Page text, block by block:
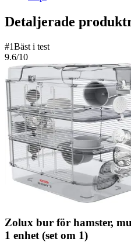
Detaljerade
#1Bäst i test
9.6/10
Zolux bur för hamster,
1 enhet (set om 1)